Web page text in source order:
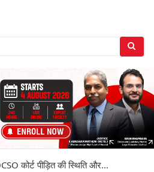
कोर्ट पीड़ित की स्थिति और...